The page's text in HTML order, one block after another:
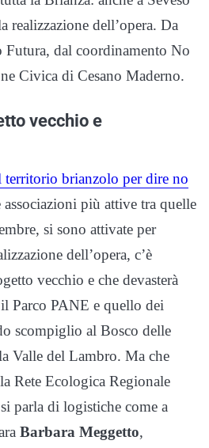
realizzazione dell’opera. Da
Futura, dal coordinamento No
Civica di Cesano Maderno.
vecchio e
territorio brianzolo per dire no
associazioni più attive tra quelle
si sono attivate per
dell’opera, c’è
vecchio e che devasterà
Parco PANE e quello dei
scompiglio al Bosco delle
Valle del Lambro. Ma che
Rete Ecologica Regionale
parla di logistiche come a
Barbara Meggetto,